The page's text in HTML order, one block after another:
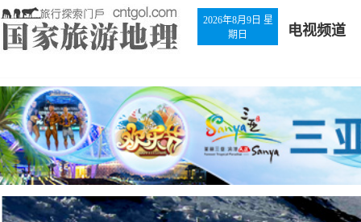
2026年8月9日 星
期日
电视频道